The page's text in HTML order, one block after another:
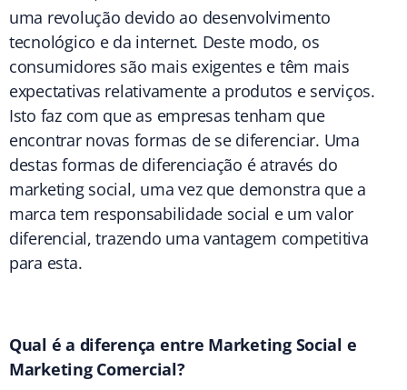
uma revolução devido ao desenvolvimento
tecnológico e da internet. Deste modo, os
consumidores são mais exigentes e têm mais
expectativas relativamente a produtos e serviços.
Isto faz com que as empresas tenham que
encontrar novas formas de se diferenciar. Uma
destas formas de diferenciação é através do
marketing social, uma vez que demonstra que a
marca tem responsabilidade social e um valor
diferencial, trazendo uma vantagem competitiva
para esta.
Qual é a diferença entre Marketing Social e
Marketing Comercial?